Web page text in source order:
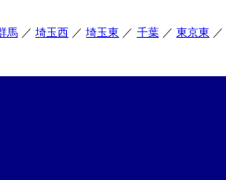
馬 埼玉西 埼玉東 千葉 東京東